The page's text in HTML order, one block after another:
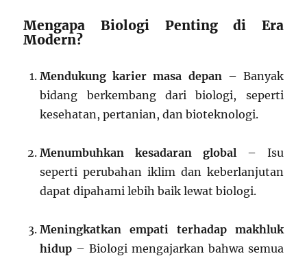
Mengapa Biologi Penting di Era
Modern?
Mendukung karier masa depan– Banyak
bidang berkembang dari biologi, seperti
kesehatan, pertanian, dan bioteknologi.
Menumbuhkan kesadaran global – Isu
seperti perubahan iklim dan keberlanjutan
dapat dipahami lebih baik lewat biologi.
Meningkatkan empati terhadap makhluk
hidup – Biologi mengajarkan bahwa semua